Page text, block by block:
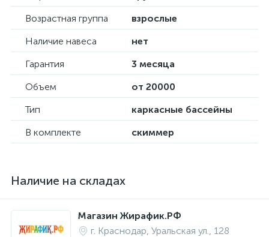
Возрастная группа
взрослые
Наличие навеса
нет
Гарантия
3 месяца
Объем
от 20000
Тип
каркасные бассейны
В комплекте
скиммер
Наличие на складах
Магазин Жирафик.РФ
г. Краснодар, Уральская ул., 128